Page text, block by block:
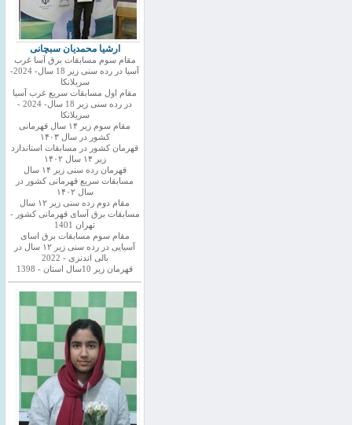
ارشیا محمدیان سبچانی
مقام سوم مسابقات برق آسا غرب
آسیا در رده سنی زیر 18 سال- 2024-
سریلانکا
مقام اول مسابقات سریع غرب آسیا
در رده سنی زیر 18 سال- 2024 -
سریلانکا
مقام سوم زیر ۱۴ سال قهرمانی
کشور در سال ۱۴۰۳
قهرمان کشور در مسابقات استاندارد
زیر ۱۴ سال ۱۴۰۲
قهرمان رده سنی زیر ۱۴ سال
مسابقات سریع قهرمانی کشور در
سال ۱۴۰۲
مقام دوم رده سنی زیر ۱۲ سال
مسابقات برق آسای قهرمانی کشور -
تهران 1401
مقام سوم مسابقات برق اسای
آسیایی در رده سنی زیر ۱۲ سال در
بالی اندنزی - 2022
قهرمان زیر 10سال استان - 1398